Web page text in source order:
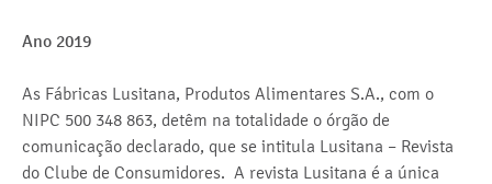
Ano 2019
As Fábricas Lusitana, Produtos Alimentares S.A., com o
NIPC 500 348 863, detêm na totalidade o órgão de
comunicação declarado, que se intitula Lusitana – Revista
do Clube de Consumidores. A revista Lusitana é a única